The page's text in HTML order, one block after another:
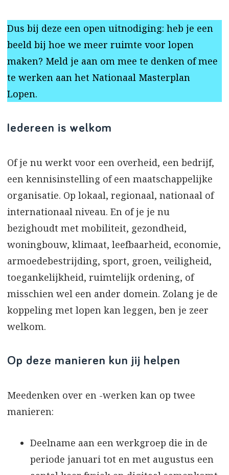
Dus bij deze een open uitnodiging: heb je een
beeld bij hoe we meer ruimte voor lopen
maken? Meld je aan om mee te denken of mee
te werken aan het Nationaal Masterplan
Lopen.
Iedereen is welkom
Of je nu werkt voor een overheid, een bedrijf,
een kennisinstelling of een maatschappelijke
organisatie. Op lokaal, regionaal, nationaal of
internationaal niveau. En of je je nu
bezighoudt met mobiliteit, gezondheid,
woningbouw, klimaat, leefbaarheid, economie,
armoedebestrijding, sport, groen, veiligheid,
toegankelijkheid, ruimtelijk ordening, of
misschien wel een ander domein. Zolang je de
koppeling met lopen kan leggen, ben je zeer
welkom.
Op deze manieren kun jij helpen
Meedenken over en -werken kan op twee
manieren:
Deelname aan een werkgroep die in de
periode januari tot en met augustus een